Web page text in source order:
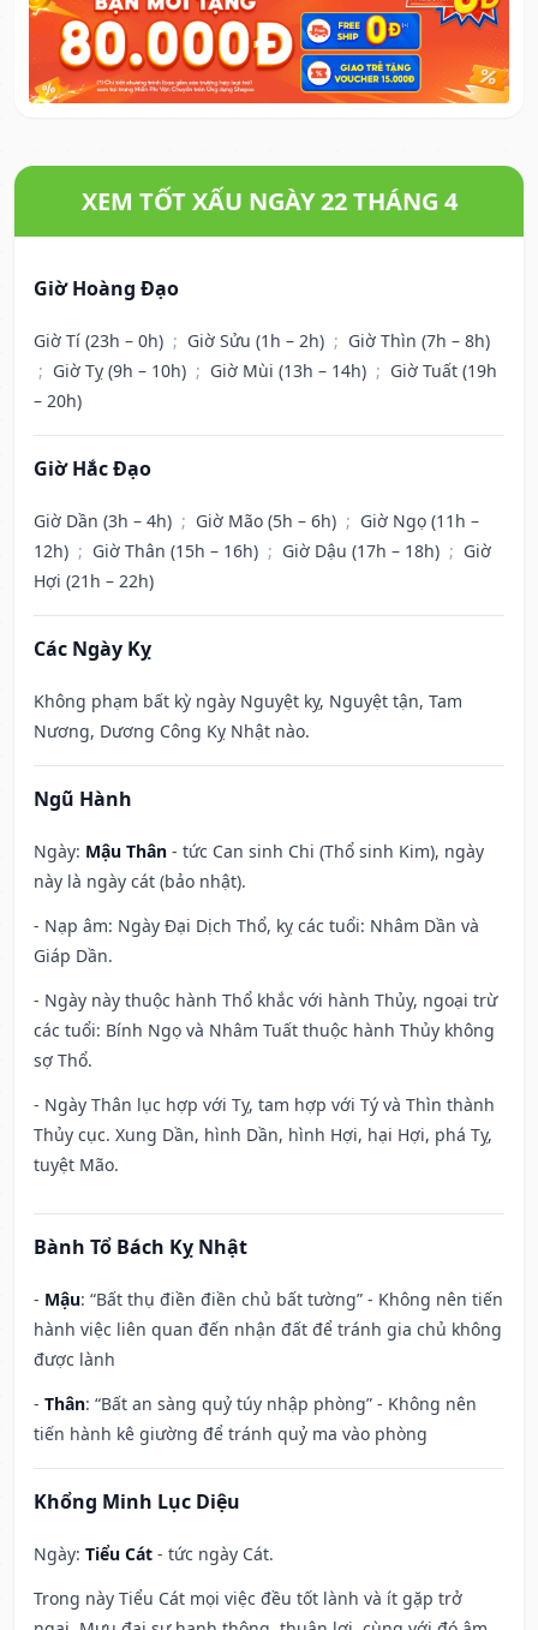
XEM TỐT XẤU NGÀY 22 THÁNG 4
Giờ Hoàng Đạo
Giờ Tí (23h – 0h) ; Giờ Sửu (1h – 2h) ; Giờ Thìn (7h – 8h)
; Giờ Tỵ (9h – 10h) ; Giờ Mùi (13h – 14h) ; Giờ Tuất (19h
– 20h)
Giờ Hắc Đạo
Giờ Dần (3h – 4h) ; Giờ Mão (5h – 6h) ; Giờ Ngọ (11h –
12h) ; Giờ Thân (15h – 16h) ; Giờ Dậu (17h – 18h) ; Giờ
Hợi (21h – 22h)
Các Ngày Kỵ
Không phạm bất kỳ ngày Nguyệt kỵ, Nguyệt tận, Tam
Nương, Dương Công Kỵ Nhật nào.
Ngũ Hành
Ngày: Mậu Thân - tức Can sinh Chi (Thổ sinh Kim), ngày
này là ngày cát (bảo nhật).
- Nạp âm: Ngày Đại Dịch Thổ, kỵ các tuổi: Nhâm Dần và
Giáp Dần.
- Ngày này thuộc hành Thổ khắc với hành Thủy, ngoại trừ
các tuổi: Bính Ngọ và Nhâm Tuất thuộc hành Thủy không
sợ Thổ.
- Ngày Thân lục hợp với Tỵ, tam hợp với Tý và Thìn thành
Thủy cục. Xung Dần, hình Dần, hình Hợi, hại Hợi, phá Tỵ,
tuyệt Mão.
Bành Tổ Bách Kỵ Nhật
- Mậu: “Bất thụ điền điền chủ bất tường” - Không nên tiến
hành việc liên quan đến nhận đất để tránh gia chủ không
được lành
- Thân: “Bất an sàng quỷ túy nhập phòng” - Không nên
tiến hành kê giường để tránh quỷ ma vào phòng
Khổng Minh Lục Diệu
Ngày: Tiểu Cát - tức ngày Cát.
Trong này Tiểu Cát mọi việc đều tốt lành và ít gặp trở